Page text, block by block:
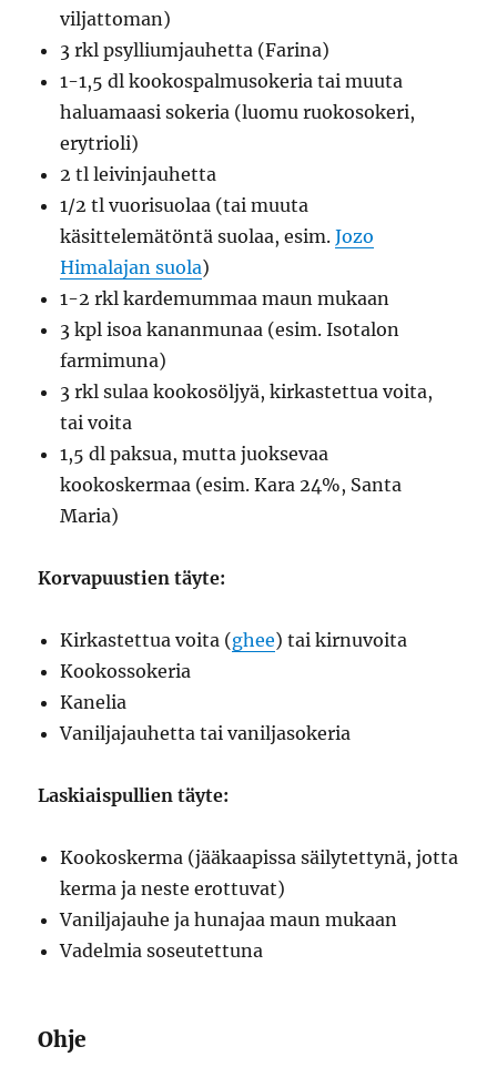
viljattoman)
3 rkl psylliumjauhetta (Farina)
1-1,5 dl kookospalmusokeria tai muuta
haluamaasi sokeria (luomu ruokosokeri,
erytrioli)
2 tl leivinjauhetta
1/2 tl vuorisuolaa (tai muuta
käsittelemätöntä suolaa, esim.Jozo
Himalajan suola)
1-2 rkl kardemummaa maun mukaan
3 kpl isoa kananmunaa (esim. Isotalon
farmimuna)
3 rkl sulaa kookosöljyä, kirkastettua voita,
tai voita
1,5 dl paksua, mutta juoksevaa
kookoskermaa (esim. Kara 24%, Santa
Maria)
Korvapuustien täyte:
Kirkastettua voita (ghee) tai kirnuvoita
Kookossokeria
Kanelia
Vaniljajauhetta tai vaniljasokeria
Laskiaispullien täyte:
Kookoskerma (jääkaapissa säilytettynä, jotta
kerma ja neste erottuvat)
Vaniljajauhe ja hunajaa maun mukaan
Vadelmia soseutettuna
Ohje